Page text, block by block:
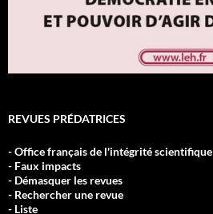
REVUES PRÉDATRICES
- Office français de l'intégrité scientifique
- Faux impacts
- Démasquer les revues
- Rechercher une revue
- Liste